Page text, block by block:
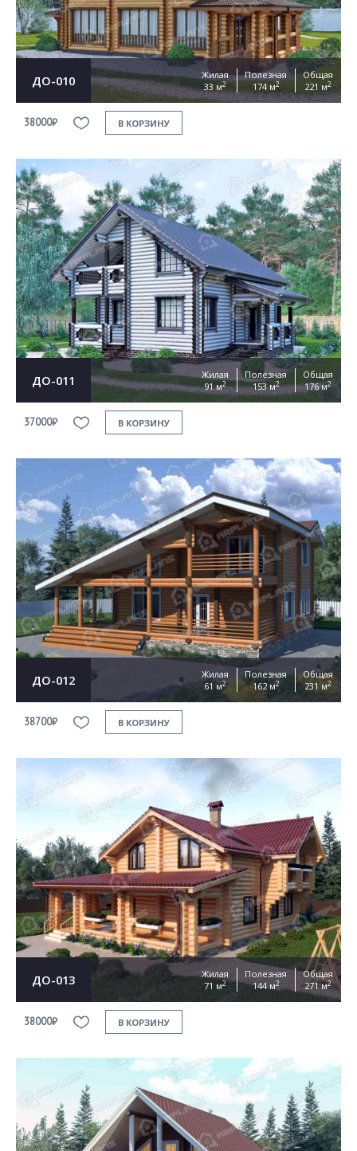
ДО-010
Жилая
33 м2
Полезная
174 м2
Общая
221 м2
38000₽ В КОРЗИНУ
ДО-011
Жилая
91 м2
Полезная
153 м2
Общая
176 м2
37000₽ В КОРЗИНУ
ДО-012
Жилая
61 м2
Полезная
162 м2
Общая
231 м2
38700₽ В КОРЗИНУ
ДО-013
Жилая
71 м2
Полезная
144 м2
Общая
271 м2
38000₽ В КОРЗИНУ